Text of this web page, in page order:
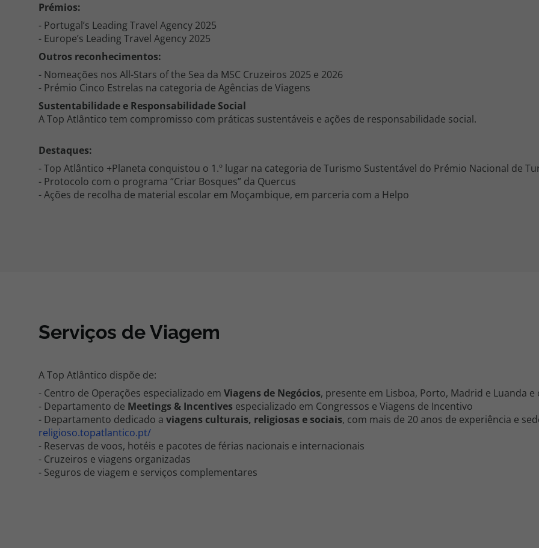
Prémios:
- Portugal’s Leading Travel Agency 2025
- Europe’s Leading Travel Agency 2025
Outros reconhecimentos:
- Nomeações nos All-Stars of the Sea da MSC Cruzeiros 2025 e 2026
- Prémio Cinco Estrelas na categoria de Agências de Viagens
Sustentabilidade e Responsabilidade Social
A Top Atlântico tem compromisso com práticas sustentáveis e ações de responsabilidade social.
Destaques:
- Top Atlântico +Planeta conquistou o 1.º lugar na categoria de Turismo Sustentável do Prémio Nacional de
- Protocolo com o programa “Criar Bosques” da Quercus
- Ações de recolha de material escolar em Moçambique, em parceria com a Helpo
Serviços de Viagem
A Top Atlântico dispõe de:
- Centro de Operações especializado em Viagens de Negócios, presente em Lisboa, Porto, Madrid e Luanda e
- Departamento de Meetings & Incentives especializado em Congressos e Viagens de Incentivo
- Departamento dedicado a viagens culturais, religiosas e sociais, com mais de 20 anos de experiência e
religioso.topatlantico.pt/
- Reservas de voos, hotéis e pacotes de férias nacionais e internacionais
- Cruzeiros e viagens organizadas
- Seguros de viagem e serviços complementares